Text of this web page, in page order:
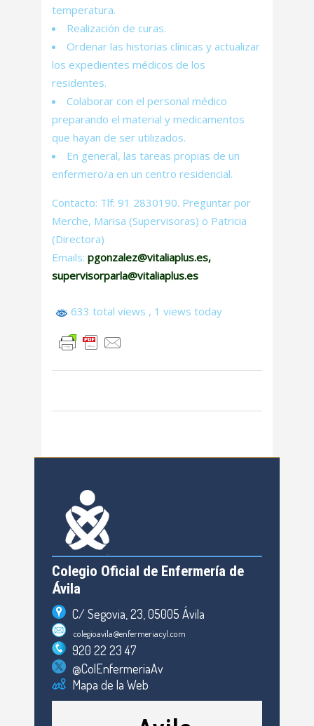
temperatura.
Realización de curas.
Ordenar las historias clínicas y actualizar
los expedientes médicos de los
residentes.
Colaborar con el personal médico
preparando el material y medicamentos
que hayan de ser utilizados.
En general, las tareas propias de un
enfermero/a en un centro residencial.
Contacto: Tlf: 91 2830190. Preguntar por
Merche, Marisa (Supervisoras) o Patricia
(Directora)
Emails: pgonzalez@vitaliaplus.es,
supervisorparla@vitaliaplus.es
633 total views , 1 views today
Colegio Oficial de Enfermería de
Ávila
C/ Segovia, 23, 05005 Ávila
colegioavila@enfermeriacyl.com
920 22 23 47
@ColEnfermeriaAv
Mapa de la Web